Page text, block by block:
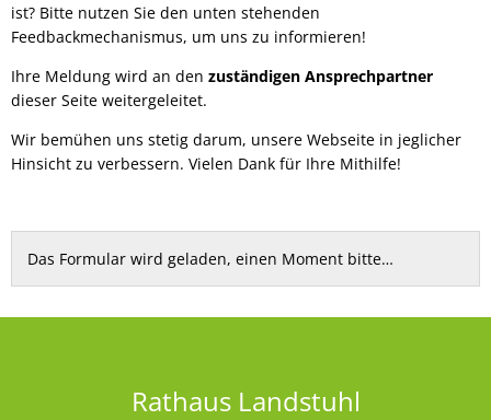
ist? Bitte nutzen Sie den unten stehenden
Feedbackmechanismus, um uns zu informieren!
Ihre Meldung wird an den zuständigen Ansprechpartner
dieser Seite weitergeleitet.
Wir bemühen uns stetig darum, unsere Webseite in jeglicher
Hinsicht zu verbessern. Vielen Dank für Ihre Mithilfe!
Das Formular wird geladen, einen Moment bitte…
Rathaus Landstuhl